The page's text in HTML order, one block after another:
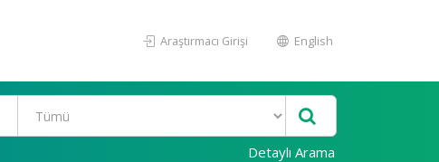
Araştırmacı Girişi English
Detaylı Arama